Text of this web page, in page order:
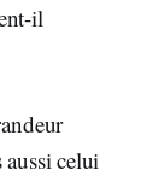
il
celui